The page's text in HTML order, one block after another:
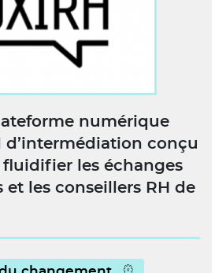
numérique
d’intermédiation conçu
les échanges
et les conseillers RH de